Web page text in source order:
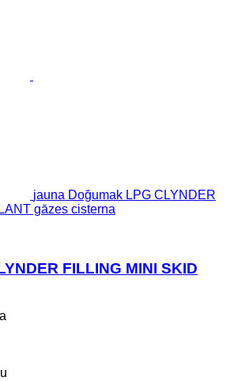
jauna Doğumak LPG CLYNDER
gāzes cisterna
FILLING MINI SKID